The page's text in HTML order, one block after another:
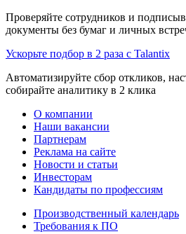
Проверяйте сотрудников и
документы без бумаг и личных
Ускорьте подбор в 2 раза с Talantix
Автоматизируйте сбор откликов,
собирайте аналитику в 2 клика
О компании
Наши вакансии
Партнерам
Реклама на сайте
Новости и статьи
Инвесторам
Кандидаты по профессиям
Производственный календарь
Требования к ПО